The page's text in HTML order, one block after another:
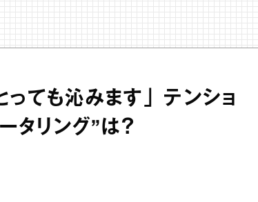
ても沁みます」 テンショ
タリング”は？